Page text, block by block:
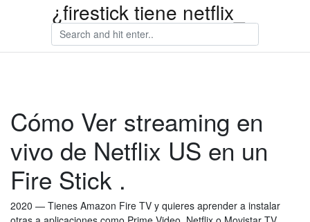
¿firestick tiene netflix_
Cómo Ver streaming en
vivo de Netflix US en un
Fire Stick .
2020 — Tienes Amazon Fire TV y quieres aprender a instalar